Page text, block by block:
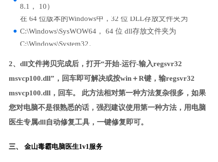
8.1， 10）
在 64 位版本的Windows中，32 位 DLL存放文件夹为
C:\Windows\SysWOW64， 64 位 dll存放文件夹为
C:\Windows\System32。
2、dll文件拷贝完成后，打开“开始-运行-输入regsvr32
msvcp100.dll”，回车即可解决或按win＋R键，输regsvr32
msvcp100.dll，回车。 此方法相对第一种方法复杂很多，如果
您对电脑不是很熟悉的话，强烈建议使用第一种方法，用电脑
医生专属dll自动修复工具，一键修复即可。
三、 金山毒霸电脑医生1v1服务